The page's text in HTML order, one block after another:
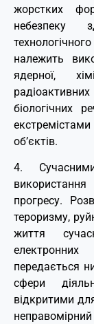
жорстких
небезпеку
належить
ядерної,
біологічних
об’єктів.
4.
прогресу.
тероризму,
життя
передається
сфери
відкритими